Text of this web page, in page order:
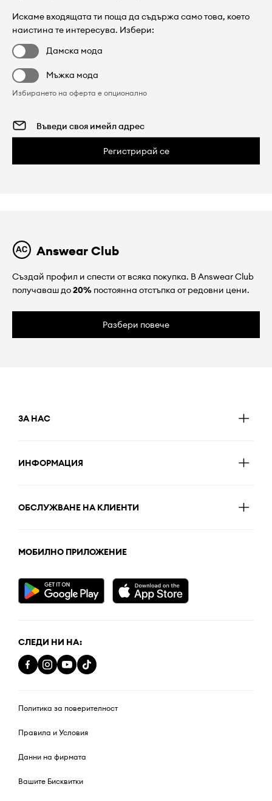
Искаме входящата ти поща да съдържа само това, което
наистина те интересува. Избери:
Дамска мода
Мъжка мода
Избирането на оферта е опционално
Регистрирай се
Answear Club
Създай профил и спести от всяка покупка. В Answear Club
получаваш до20% постоянна отстъпка от редовни цени.
Разбери повече
ЗА НАС
ИНФОРМАЦИЯ
ОБСЛУЖВАНЕ НА КЛИЕНТИ
МОБИЛНО ПРИЛОЖЕНИЕ
СЛЕДИ НИ НА:
Политика за поверителност
Правила и Условия
Данни на фирмата
Вашите Бисквитки